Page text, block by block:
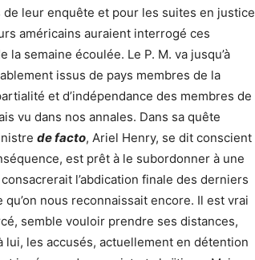
leur enquête et pour les suites en justice
américains auraient interrogé ces
semaine écoulée. Le P. M. va jusqu’à
issus de pays membres de la
et d’indépendance des membres de
vu dans nos annales. Dans sa quête
de facto, Ariel Henry, se dit conscient
est prêt à le subordonner à une
l’abdication finale des derniers
nous reconnaissait encore. Il est vrai
semble vouloir prendre ses distances,
lui, les accusés, actuellement en détention